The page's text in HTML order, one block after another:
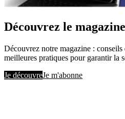
Découvrez le
Découvrez notre magazine :
meilleures pratiques pour garantir la
Je découvreJe m'abonne